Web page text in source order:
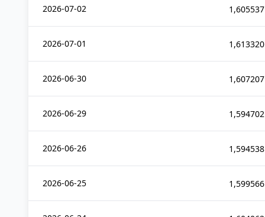
2026-07-02 1,605537
2026-07-01 1,613320
2026-06-30 1,607207
2026-06-29 1,594702
2026-06-26 1,594538
2026-06-25 1,599566